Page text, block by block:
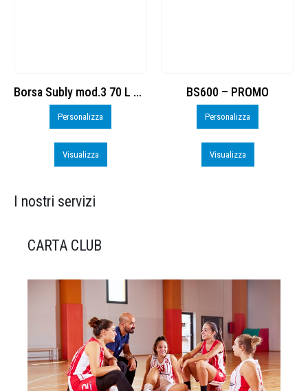
Borsa Subly mod.3 70 L cod. 8374965
Personalizza
Visualizza
BS600 – PROMO
Personalizza
Visualizza
I nostri servizi
CARTA CLUB